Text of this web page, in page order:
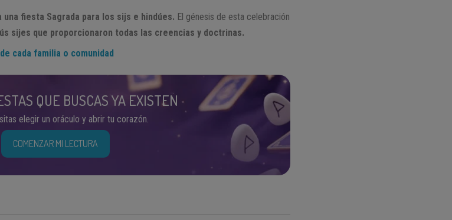
una fiesta Sagrada para los sijs e hindúes. El génesis de esta celebración
sijes que proporcionaron todas las creencias y doctrinas.
cada familia o comunidad
QUE BUSCAS YA EXISTEN
elegir un oráculo y abrir tu corazón.
COMENZAR MI LECTURA